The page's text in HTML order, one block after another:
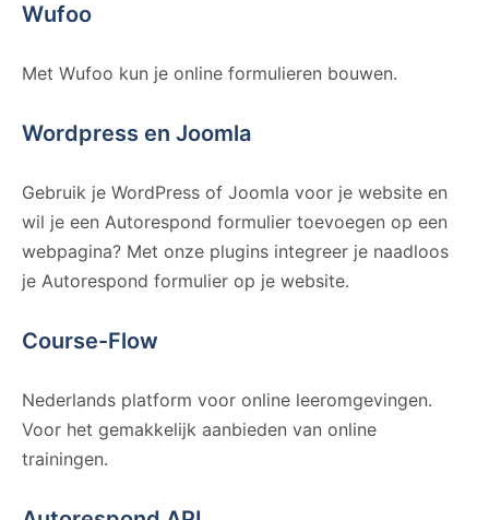
Wufoo
Met Wufoo kun je online formulieren bouwen.
Wordpress en Joomla
Gebruik je WordPress of Joomla voor je website en
wil je een Autorespond formulier toevoegen op een
webpagina? Met onze plugins integreer je naadloos
je Autorespond formulier op je website.
Course-Flow
Nederlands platform voor online leeromgevingen.
Voor het gemakkelijk aanbieden van online
trainingen.